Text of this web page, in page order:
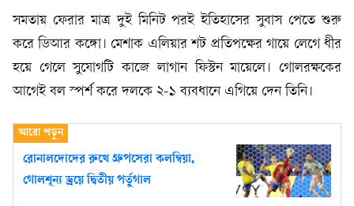
সমতায় ফেরার মাত্র দুই মিনিট পরই ইতিহাসের সুবাস পেতে শুরু
করে ডিআর কঙ্গো। মেশাক এলিয়ার শট প্রতিপক্ষের গায়ে লেগে ধীর
হয়ে গেলে সুযোগটি কাজে লাগান ফিস্টন মায়েলে। গোলরক্ষকের
আগেই বল স্পর্শ করে দলকে ২-১ ব্যবধানে এগিয়ে দেন তিনি।
রোনালদোদের রুখে গ্রুপসেরা কলম্বিয়া,
গোলশূন্য ড্রয়ে দ্বিতীয় পর্তুগাল